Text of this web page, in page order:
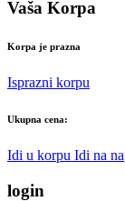
Vaša Korpa
Korpa je prazna
Isprazni korpu
Ukupna cena:
Idi u korpu Idi na
login